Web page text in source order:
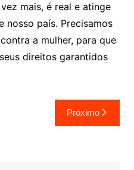
mais, é real e atinge
nosso país. Precisamos
a mulher, para que
direitos garantidos
Próximo